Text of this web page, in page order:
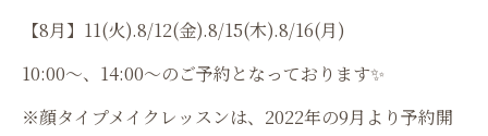
【8月】11(火).8/12(金).8/15(木).8/16(月)
10:00〜、14:00〜のご予約となっております✨
※顔タイプメイクレッスンは、2022年の9月より予約開